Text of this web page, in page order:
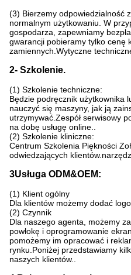
(3) Bierzemy odpowiedzialność
normalnym użytkowaniu. W
gospodarza, zapewniamy
gwarancji pobieramy tylko cenę
zamiennych.Wytyczne
2- Szkolenie.
(1) Szkolenie techniczne:
Będzie podręcznik użytkownika
nauczyć się maszyny, jak ją
utrzymywać.Zespół serwisowy
na dobę usługę online..
(2) Szkolenie kliniczne:
Centrum Szkolenia Piękności
odwiedzających
3Usługa ODM&OEM:
(1) Klient ogólny
Dla klientów możemy dodać
(2) Czynnik
Dla naszego agenta, możemy
powłokę i oprogramowanie
pomożemy im opracować i
rynku.Poniżej przedstawiamy
naszych klientów..